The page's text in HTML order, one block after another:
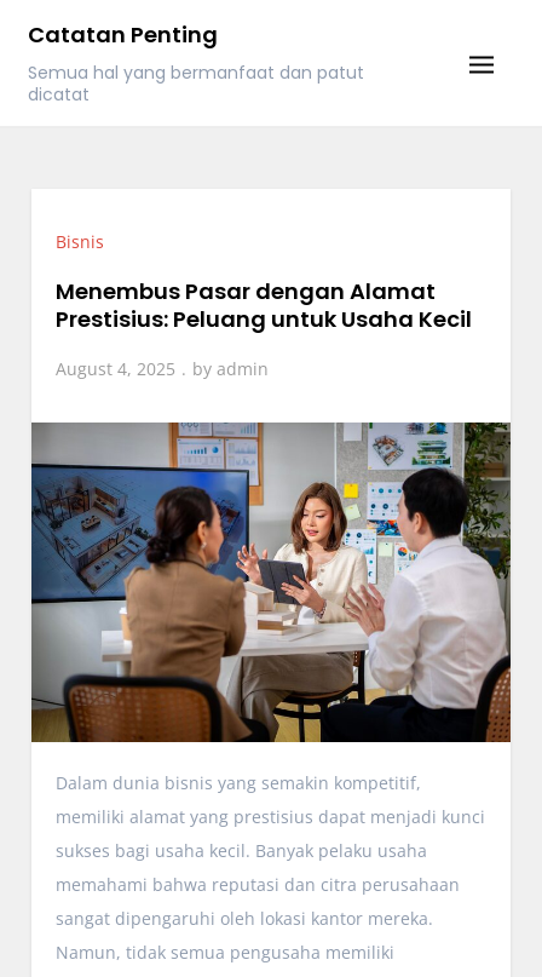
content
Catatan Penting
Semua hal yang bermanfaat dan patut
dicatat
Bisnis
Menembus Pasar dengan Alamat
Prestisius: Peluang untuk Usaha Kecil
August 4, 2025 byadmin
Dalam dunia bisnis yang semakin kompetitif,
memiliki alamat yang prestisius dapat menjadi kunci
sukses bagi usaha kecil. Banyak pelaku usaha
memahami bahwa reputasi dan citra perusahaan
sangat dipengaruhi oleh lokasi kantor mereka.
Namun, tidak semua pengusaha memiliki